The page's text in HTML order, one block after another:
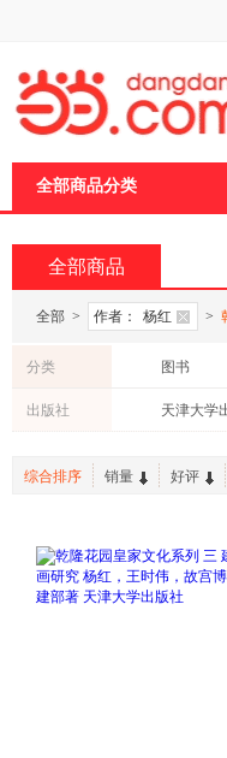
全部商品分类
全部商品
全部 > 作者： 杨红 >
分类 图书
出版社 天津大学
综合排序 销量 好评
页
加